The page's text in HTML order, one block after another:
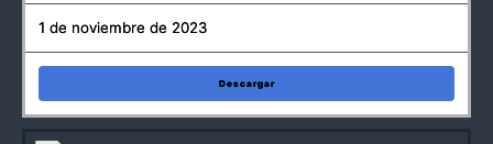
1 de noviembre de 2023
Descargar